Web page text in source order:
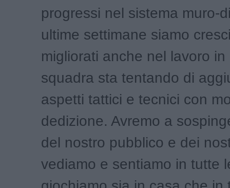
progressi nel sistema muro-
ultime settimane siamo
migliorati anche nel lavoro
squadra sta tentando di
aspetti tattici e tecnici con
dedizione. Avremo a
del nostro pubblico e dei
vediamo e sentiamo in tutte